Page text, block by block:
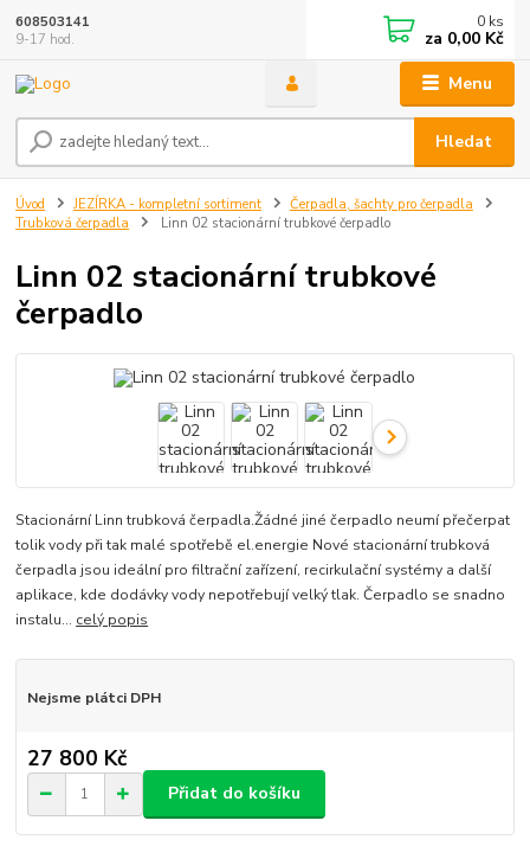
Menu
Hledat
608503141
9-17 hod.
0 ks
za 0,00 Kč
Úvod JEZÍRKA - kompletní sortiment
Čerpadla, šachty pro čerpadla
Trubková čerpadla
Linn 02 stacionární trubkové čerpadlo
Linn 02 stacionární trubkové
čerpadlo
Stacionární Linn trubková čerpadla.Žádné jiné čerpadlo neumí přečerpat
tolik vody při tak malé spotřebě el.energie Nové stacionární trubková
čerpadla jsou ideální pro filtrační zařízení, recirkulační systémy a další
aplikace, kde dodávky vody nepotřebují velký tlak. Čerpadlo se snadno
instalu... celý popis
Nejsme plátci DPH
27 800 Kč
Přidat do košíku